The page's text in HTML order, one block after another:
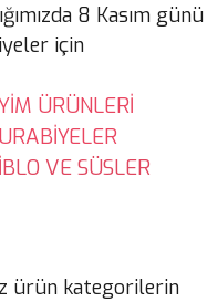
8 Kasım günü
için
ÜRÜNLERİ
VE SÜSLER
ürün kategorilerin